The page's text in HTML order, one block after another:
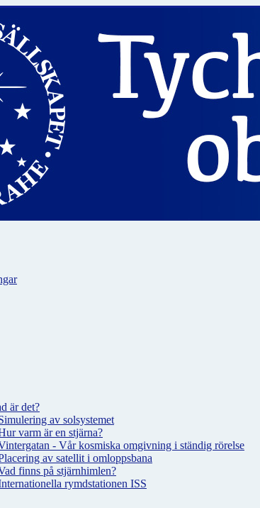
är det?
av solsystemet
varm är en stjärna?
- Vår kosmiska omgivning i ständig rörelse
av satellit i omloppsbana
finns på stjärnhimlen?
rymdstationen ISS